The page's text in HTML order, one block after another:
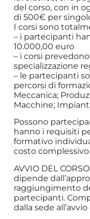
del corso, con in
di 500€ per
I corsi sono
– i partecipanti
10.000,00 euro
– i corsi
specializzazione
– le partecipanti
percorsi di
Meccanica;
Macchine;
Possono
hanno i requisiti
formativo
costo
AVVIO DEL
dipende
raggiungimento
partecipanti.
dalla sede